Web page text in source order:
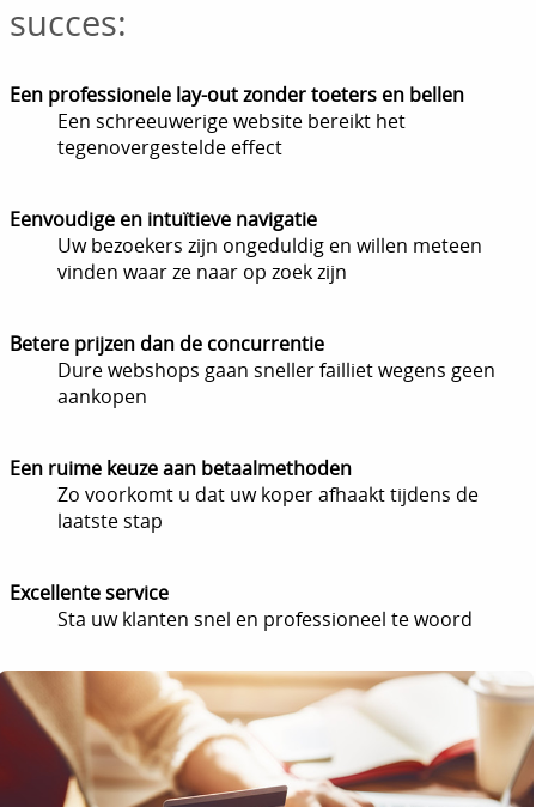
succes:
Een professionele lay-out zonder toeters en bellen
Een schreeuwerige website bereikt het
tegenovergestelde effect
Eenvoudige en intuïtieve navigatie
Uw bezoekers zijn ongeduldig en willen meteen
vinden waar ze naar op zoek zijn
Betere prijzen dan de concurrentie
Dure webshops gaan sneller failliet wegens geen
aankopen
Een ruime keuze aan betaalmethoden
Zo voorkomt u dat uw koper afhaakt tijdens de
laatste stap
Excellente service
Sta uw klanten snel en professioneel te woord